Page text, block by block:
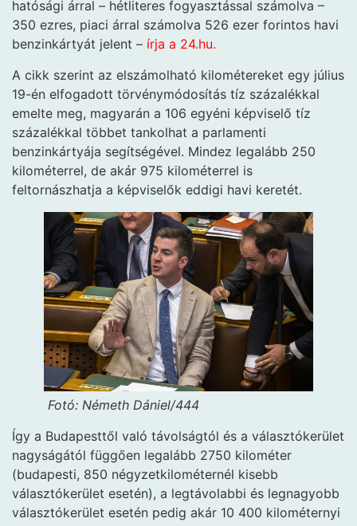
hatósági árral – hétliteres fogyasztással számolva –
350 ezres, piaci árral számolva 526 ezer forintos havi
benzinkártyát jelent – írja a 24.hu.
A cikk szerint az elszámolható kilométereket egy július
19-én elfogadott törvénymódosítás tíz százalékkal
emelte meg, magyarán a 106 egyéni képviselő tíz
százalékkal többet tankolhat a parlamenti
benzinkártyája segítségével. Mindez legalább 250
kilométerrel, de akár 975 kilométerrel is
feltornászhatja a képviselők eddigi havi keretét.
Fotó: Németh Dániel/444
Így a Budapesttől való távolságtól és a választókerület
nagyságától függően legalább 2750 kilométer
(budapesti, 850 négyzetkilométernél kisebb
választókerület esetén), a legtávolabbi és legnagyobb
választókerület esetén pedig akár 10 400 kilométernyi